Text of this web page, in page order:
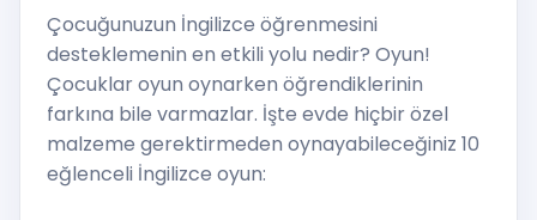
Çocuğunuzun İngilizce öğrenmesini
desteklemenin en etkili yolu nedir? Oyun!
Çocuklar oyun oynarken öğrendiklerinin
farkına bile varmazlar. İşte evde hiçbir özel
malzeme gerektirmeden oynayabileceğiniz 10
eğlenceli İngilizce oyun: